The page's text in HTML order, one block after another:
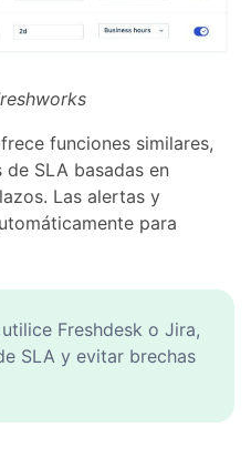
funciones similares,
SLA basadas en
Las alertas y
para
Freshdesk o Jira,
SLA y evitar brechas